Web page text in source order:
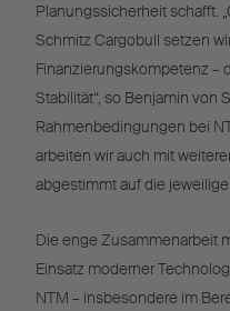
Planungssicherheit schafft.
Schmitz Cargobull setzen
Finanzierungskompetenz –
Stabilität“, so Benjamin von
Rahmenbedingungen bei
arbeiten wir auch mit
abgestimmt auf die
Die enge Zusammenarbeit
Einsatz moderner
NTM – insbesondere im